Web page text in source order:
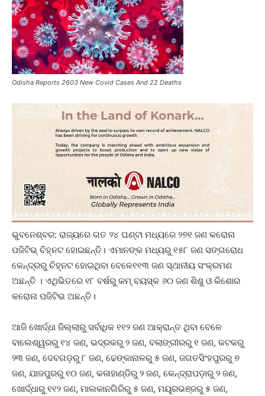
Odisha Reports 2603 New Covid Cases And 22 Deaths
ଭୁବନେଶ୍ବର: ରାଜ୍ୟରେ ଗତ ୨୪ ଘଣ୍ଟା ମଧ୍ୟରେ ୨୭୧ ଜଣ କରୋନା
ପଜିଟିଭ୍ ଚିହ୍ନଟ ହୋଇଛନ୍ତି। ଏମାନଙ୍କ ମଧ୍ୟରୁ ୧୫୮ ଜଣ ସଙ୍ଗରୋଧ
କେନ୍ଦ୍ରରୁ ଚିହ୍ନଟ ହୋଇଥିବା ବେଳେ୧୧୩ ଜଣ ସ୍ଥାନୀୟ ସଂକ୍ରମଣ
ଅଛନ୍ତି । ଏଥିଭିତରେ ୧୮ ବର୍ଷରୁ କମ୍ ବୟସ୍କ ୬୦ ଜଣ ଶିଶୁ ଓ କିଶୋର
କରୋନା ପଜିଟିଭ ଅଛନ୍ତି।
ଆଜି ଖୋର୍ଦ୍ଧା ଜିଲ୍ଲାରୁ ସର୍ବାଧିକ ୧୧୨ ଜଣ ଆକ୍ରାନ୍ତ ଥିବା ବେଳେ
ବାଲେଶ୍ୱରରୁ ୧୪ ଜଣ, ଭଦ୍ରକରୁ ୨ ଜଣ, ବଲାଙ୍ଗୀରରୁ ୧ ଜଣ, କଟକରୁ
୨୩ ଜଣ, ଦେବଗଡ଼ରୁ ୮ ଜଣ, ଢେଙ୍କାନାଳରୁ ୫ ଜଣ, ଜଗତସିଂହପୁରରୁ ୭
ଜଣ, ଯାଜପୁରରୁ ୧୦ ଜଣ, କଳାହାଣ୍ଡିରୁ ୨ ଜଣ, କେନ୍ଦ୍ରାପଡ଼ାରୁ ୨ ଜଣ,
ଖୋର୍ଦ୍ଧାରୁ ୧୧୨ ଜଣ, ମାଲକାନଗିରିରୁ ୫ ଜଣ, ମୟୂରଭଞ୍ଜରୁ ୫ ଜଣ,